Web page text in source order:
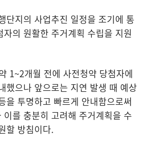
단지의 사업추진 일정을 조기에 통
의 원활한 주거계획 수립을 지원
1~2개월 전에 사전청약 당첨자에
했으나 앞으로는 지연 발생 때 예상
을 투명하고 빠르게 안내함으로써
이를 충분히 고려해 주거계획을 수
할 방침이다.